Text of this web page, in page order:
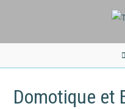
Domotique et